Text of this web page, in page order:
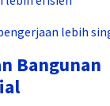
lebih
Bangunan